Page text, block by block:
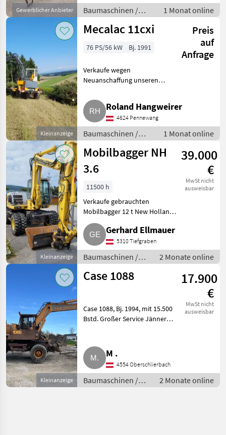
Gewerblicher Anbieter
am Anbaugerät, Anhä
Baumaschinen /
Mobilbagger
1 Monat online
Kleinanzeige
Mecalac 11cxi
Preis
auf
Anfrage
76 PS/56 kW Bj. 1991
Verkaufe wegen
Neuanschaffung unseren
fahrbereitem, aber
reparaturbedürftigem Zustand.
Durch seine besondere
Bauform des Baggerarm
Roland Hangweirer
4624 Pennewang
Baumaschinen /
Mobilbagger
1 Monat online
Kleinanzeige
Mobilbagger NH
3.6
39.000
€
MwSt nicht
ausweisbar
11500 h
Verkaufe gebrauchten
Mobilbagger 12 t New Holland
3.6. Allradlenkung, Papiere,
Tiltrotator,
Schnellwechselsystem S50, Bj.
2008, MwSt. ausweisbar.
Baumaschinen Mobilb
Gerhard Ellmauer
5310 Tiefgraben
Baumaschinen /
Mobilbagger
2 Monate online
Kleinanzeige
Case 1088
17.900
€
MwSt nicht
ausweisbar
Case 1088, Bj. 1994, mit 15.500
Bstd. Großer Service Jänner
Schnellwechsler. Löffel 1, 3 m³
kann von zwei Seiten
genommen werden.
M .
4554 Oberschlierbach
Baumaschinen /
Mobilbagger
2 Monate online